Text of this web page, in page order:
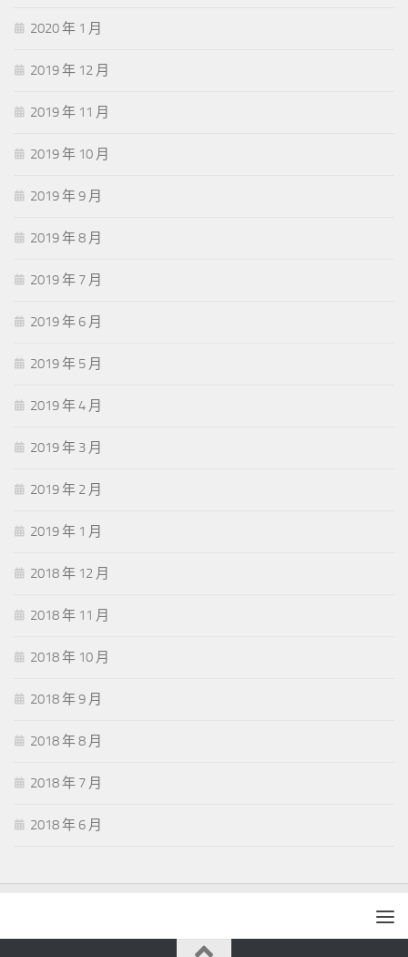
2020 年 1 月
2019 年 12 月
2019 年 11 月
2019 年 10 月
2019 年 9 月
2019 年 8 月
2019 年 7 月
2019 年 6 月
2019 年 5 月
2019 年 4 月
2019 年 3 月
2019 年 2 月
2019 年 1 月
2018 年 12 月
2018 年 11 月
2018 年 10 月
2018 年 9 月
2018 年 8 月
2018 年 7 月
2018 年 6 月